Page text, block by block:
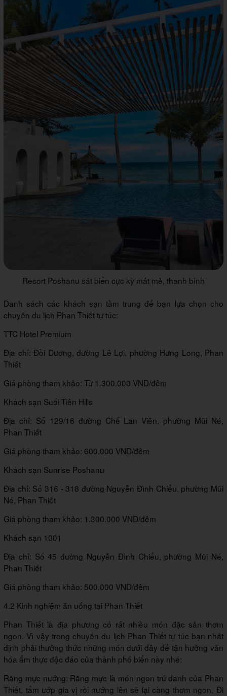
Resort Poshanu sát biển cực kỳ mát mẻ, thanh bình
Danh sách các khách sạn tầm trung để bạn lựa chọn cho
chuyến du lịch Phan Thiết tự túc:
TTC Hotel Premium
Địa chỉ: Đồi Dương, đường Lê Lợi, phường Hưng Long, Phan
Thiết
Giá phòng tham khảo: Từ 1.300.000 VND/đêm
Khách sạn Suối Tiên Hills
Địa chỉ: Số 129/16 đường Chế Lan Viên, phường Mũi Né,
Phan Thiết
Giá phòng tham khảo: 600.000 VND/đêm
Khách sạn Sunrise Poshanu
Địa chỉ: Số 316 - 318 đường Nguyễn Đình Chiểu, phường Mũi
Né, Phan Thiết
Giá phòng tham khảo: 1.300.000 VND/đêm
Khách sạn 1001
Địa chỉ: Số 45 đường Nguyễn Đình Chiểu, phường Mũi Né,
Phan Thiết
Giá phòng tham khảo: 500.000 VND/đêm
4.2 Kinh nghiệm ăn uống tại Phan Thiết
Phan Thiết là địa phương có rất nhiều món đặc sản thơm
ngon. Vì vậy trong chuyến du lịch Phan Thiết tự túc bạn nhất
định phải thưởng thức những món dưới đây để tận hưởng văn
hóa ẩm thực độc đáo của thành phố biển này nhé:
Răng mực nướng: Răng mực là món ngon trứ danh của Phan
Thiết, tẩm ướp gia vị rồi nướng lên sẽ lại càng thơm ngon. Đi